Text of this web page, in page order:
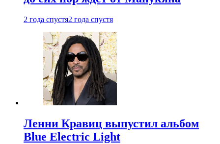
2 года спустя2 года спустя
Ленни Кравиц выпустил альбом
Blue Electric Light